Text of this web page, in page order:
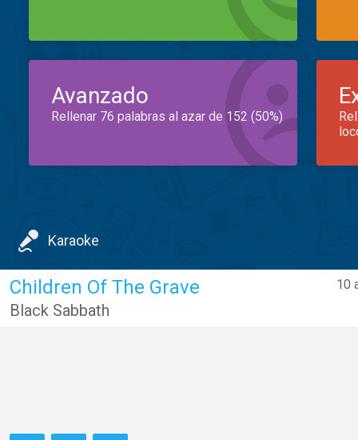
Avanzado
Rellenar 76 palabras al azar de 152 (50%)
Karaoke
10
Children Of The Grave
Black Sabbath